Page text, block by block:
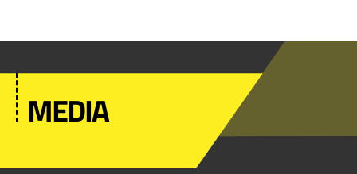
MEDIA